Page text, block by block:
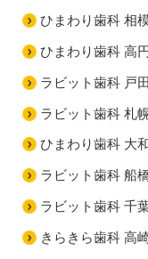
ひまわり歯科 相
ひまわり歯科 高
ラビット歯科 戸
ラビット歯科 札
ひまわり歯科 大
ラビット歯科 船
ラビット歯科 千
きらきら歯科 高